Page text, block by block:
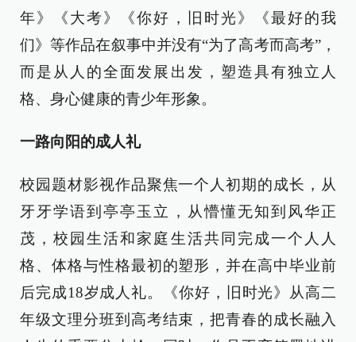
年》《大考》《你好，旧时光》《最好的我
们》等作品在叙事中并没有“为了高考而高考”，
而是从人的全面发展出发，塑造具有独立人
格、身心健康的青少年形象。
一路向阳的成人礼
校园题材影视作品聚焦一个人初期的成长，从
牙牙学语到亭亭玉立，从懵懂无知到风华正
茂，校园生活和家庭生活共同完成一个人人
格、体格与性格最初的塑形，并在高中毕业前
后完成18岁成人礼。《你好，旧时光》从高二
年级文理分班到高考结束，把青春的成长融入